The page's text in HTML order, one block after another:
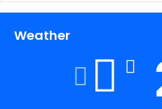
Weather